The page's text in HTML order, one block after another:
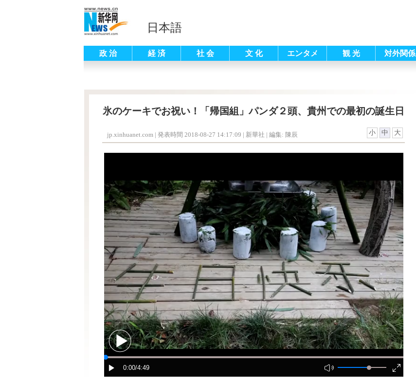
日本語
政 治 経 済 社 会 文 化 エンタメ 観 光 対外関係
氷のケーキでお祝い！「帰国組」パンダ２頭、貴州での最初の誕生日
jp.xinhuanet.com | 発表時間 2018-08-27 14:17:09 | 新華社 | 編集: 陳辰 小 中 大